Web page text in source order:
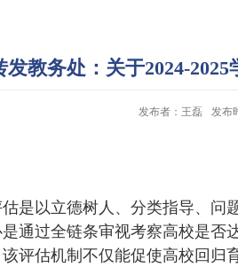
发教务处：关于2024-
发布者：王磊 发布
是以立德树人、分类指导、
通过全链条审视考察高校是否
评估机制不仅能促使高校回归